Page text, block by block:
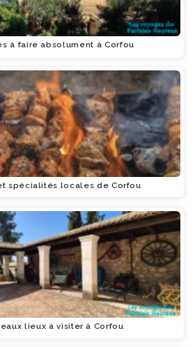
à faire absolument à Corfou
spécialités locales de Corfou
lieux à visiter à Corfou